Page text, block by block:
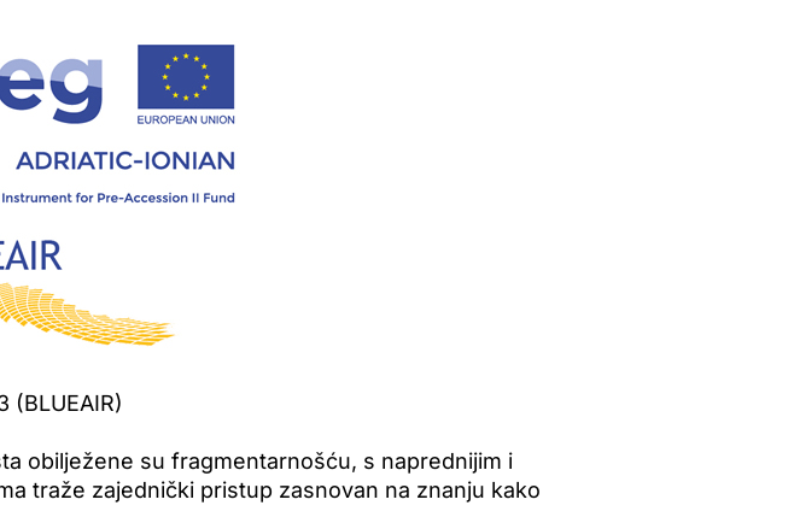
(BLUEAIR)
obilježene su fragmentarnošću, s naprednijim i
traže zajednički pristup zasnovan na znanju kako